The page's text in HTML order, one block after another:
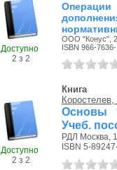
Доступно
2 з 2
ООО "Конус",
ISBN 966-
Доступно
2 з 2
Книга
Основы
Учеб.
РДЛ Москва,
ISBN 5-